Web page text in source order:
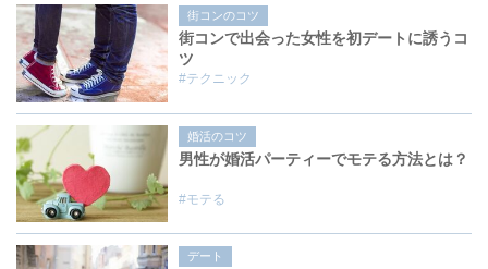
街コンのコツ
街コンで出会った女性を初デートに誘うコ
ツ
#テクニック
婚活のコツ
男性が婚活パーティーでモテる方法とは？
#モテる
デート